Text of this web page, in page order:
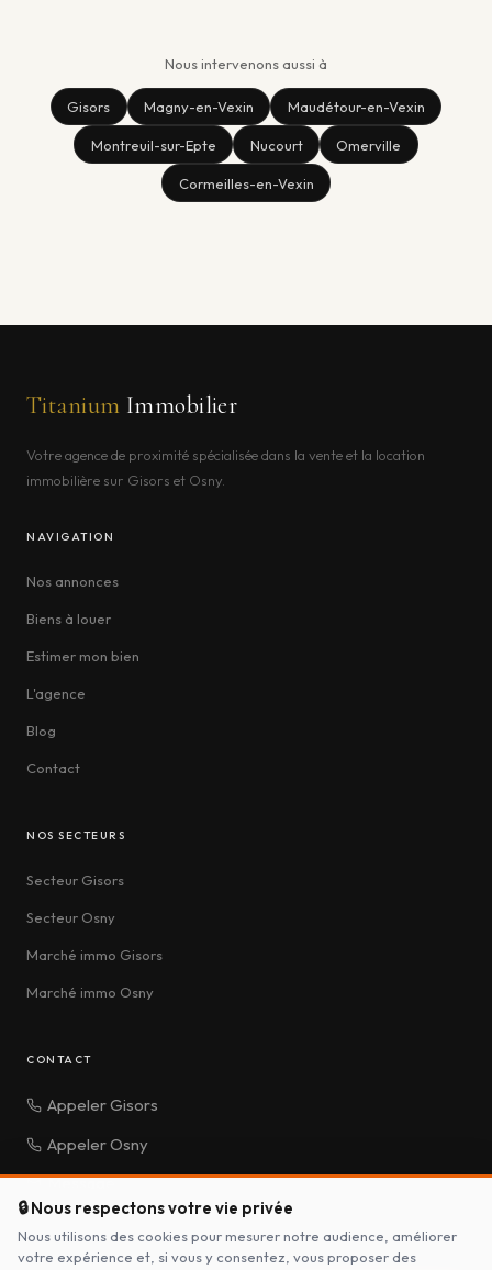
Nous intervenons aussi à
Gisors Magny-en-Vexin Maudétour-en-Vexin
Montreuil-sur-Epte Nucourt Omerville
Cormeilles-en-Vexin
Titanium Immobilier
Votre agence de proximité spécialisée dans la vente et la location
immobilière sur Gisors et Osny.
NAVIGATION
Nos annonces
Biens à louer
Estimer mon bien
L'agence
Blog
Contact
NOS SECTEURS
Secteur Gisors
Secteur Osny
Marché immo Gisors
Marché immo Osny
CONTACT
Appeler Gisors
Appeler Osny
Message
🔒 Nous respectons votre vie privée
Nous utilisons des cookies pour mesurer notre audience, améliorer
votre expérience et, si vous y consentez, vous proposer des